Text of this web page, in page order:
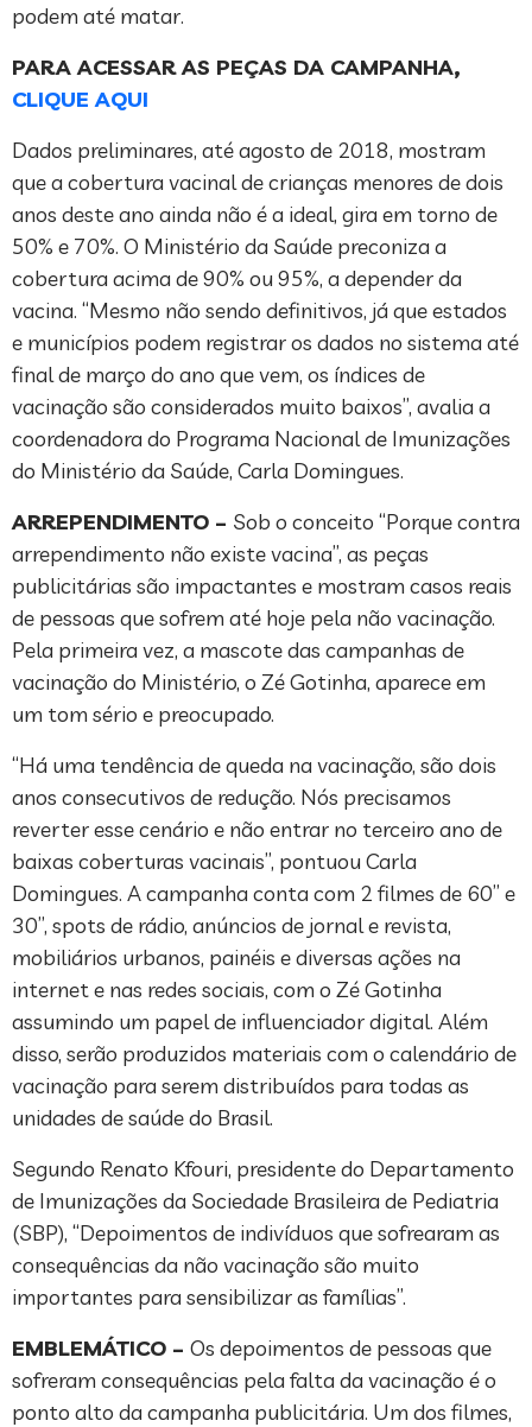
podem até matar.
PARA ACESSAR AS PEÇAS DA CAMPANHA,
CLIQUE AQUI
Dados preliminares, até agosto de 2018, mostram
que a cobertura vacinal de crianças menores de dois
anos deste ano ainda não é a ideal, gira em torno de
50% e 70%. O Ministério da Saúde preconiza a
cobertura acima de 90% ou 95%, a depender da
vacina. “Mesmo não sendo definitivos, já que estados
e municípios podem registrar os dados no sistema até
final de março do ano que vem, os índices de
vacinação são considerados muito baixos”, avalia a
coordenadora do Programa Nacional de Imunizações
do Ministério da Saúde, Carla Domingues.
ARREPENDIMENTO – Sob o conceito “Porque contra
arrependimento não existe vacina”, as peças
publicitárias são impactantes e mostram casos reais
de pessoas que sofrem até hoje pela não vacinação.
Pela primeira vez, a mascote das campanhas de
vacinação do Ministério, o Zé Gotinha, aparece em
um tom sério e preocupado.
“Há uma tendência de queda na vacinação, são dois
anos consecutivos de redução. Nós precisamos
reverter esse cenário e não entrar no terceiro ano de
baixas coberturas vacinais”, pontuou Carla
Domingues. A campanha conta com 2 filmes de 60” e
30”, spots de rádio, anúncios de jornal e revista,
mobiliários urbanos, painéis e diversas ações na
internet e nas redes sociais, com o Zé Gotinha
assumindo um papel de influenciador digital. Além
disso, serão produzidos materiais com o calendário de
vacinação para serem distribuídos para todas as
unidades de saúde do Brasil.
Segundo Renato Kfouri, presidente do Departamento
de Imunizações da Sociedade Brasileira de Pediatria
(SBP), “Depoimentos de indivíduos que sofrearam as
consequências da não vacinação são muito
importantes para sensibilizar as famílias”.
EMBLEMÁTICO – Os depoimentos de pessoas que
sofreram consequências pela falta da vacinação é o
ponto alto da campanha publicitária. Um dos filmes,